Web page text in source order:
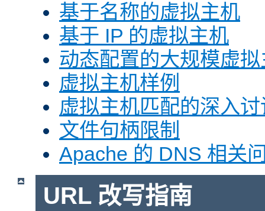
基于名称的虚拟主机
基于 IP 的虚拟主机
动态配置的大规模虚
虚拟主机样例
虚拟主机匹配的深入讨
文件句柄限制
Apache 的 DNS 相关
URL 改写指南